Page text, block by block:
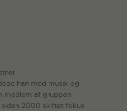
han med musik og
medlem af gruppen
siden 2000 skiftet fokus